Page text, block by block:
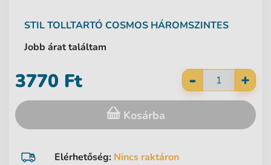
STILTOLLTARTÓ COSMOS HÁROMSZINTES
Jobb árat találtam
Elérhetőség: Nincs raktáron
- +
3770 Ft
Kosárba